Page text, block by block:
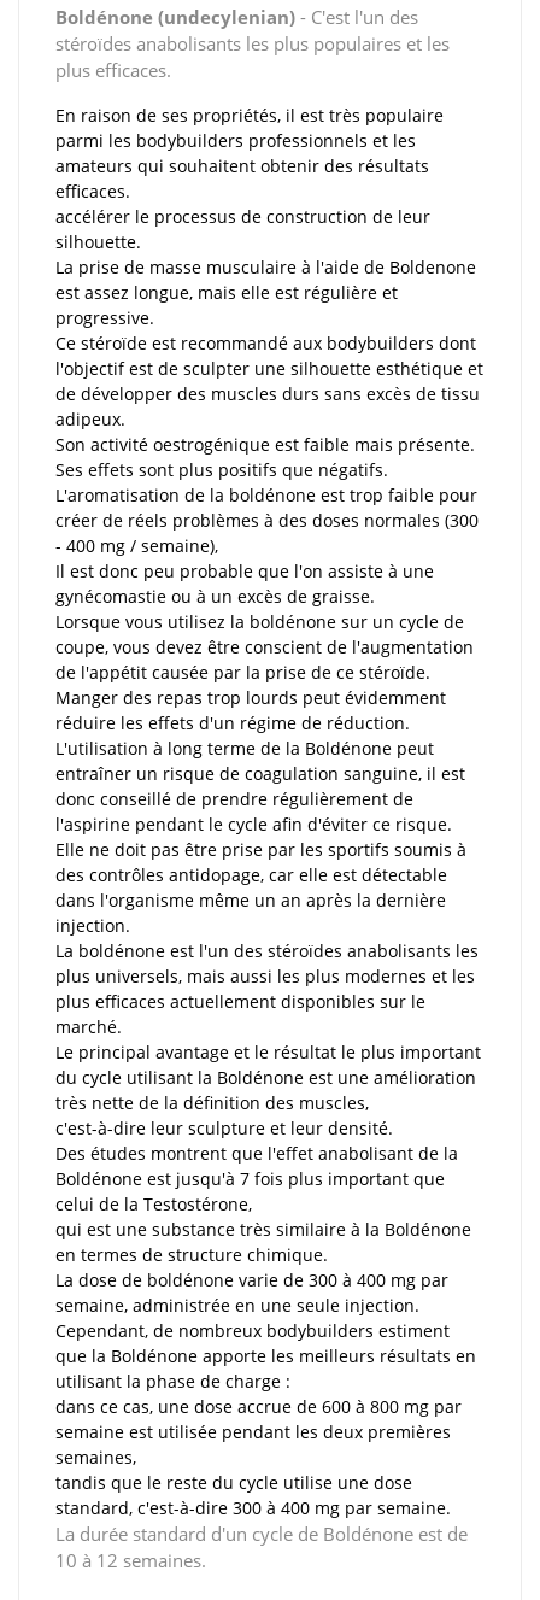
Boldénone (undecylenian) - C'est l'un des
stéroïdes anabolisants les plus populaires et les
plus efficaces.
En raison de ses propriétés, il est très populaire
parmi les bodybuilders professionnels et les
amateurs qui souhaitent obtenir des résultats
efficaces.
accélérer le processus de construction de leur
silhouette.
La prise de masse musculaire à l'aide de Boldenone
est assez longue, mais elle est régulière et
progressive.
Ce stéroïde est recommandé aux bodybuilders dont
l'objectif est de sculpter une silhouette esthétique et
de développer des muscles durs sans excès de tissu
adipeux.
Son activité oestrogénique est faible mais présente.
Ses effets sont plus positifs que négatifs.
L'aromatisation de la boldénone est trop faible pour
créer de réels problèmes à des doses normales (300
- 400 mg / semaine),
Il est donc peu probable que l'on assiste à une
gynécomastie ou à un excès de graisse.
Lorsque vous utilisez la boldénone sur un cycle de
coupe, vous devez être conscient de l'augmentation
de l'appétit causée par la prise de ce stéroïde.
Manger des repas trop lourds peut évidemment
réduire les effets d'un régime de réduction.
L'utilisation à long terme de la Boldénone peut
entraîner un risque de coagulation sanguine, il est
donc conseillé de prendre régulièrement de
l'aspirine pendant le cycle afin d'éviter ce risque.
Elle ne doit pas être prise par les sportifs soumis à
des contrôles antidopage, car elle est détectable
dans l'organisme même un an après la dernière
injection.
La boldénone est l'un des stéroïdes anabolisants les
plus universels, mais aussi les plus modernes et les
plus efficaces actuellement disponibles sur le
marché.
Le principal avantage et le résultat le plus important
du cycle utilisant la Boldénone est une amélioration
très nette de la définition des muscles,
c'est-à-dire leur sculpture et leur densité.
Des études montrent que l'effet anabolisant de la
Boldénone est jusqu'à 7 fois plus important que
celui de la Testostérone,
qui est une substance très similaire à la Boldénone
en termes de structure chimique.
La dose de boldénone varie de 300 à 400 mg par
semaine, administrée en une seule injection.
Cependant, de nombreux bodybuilders estiment
que la Boldénone apporte les meilleurs résultats en
utilisant la phase de charge :
dans ce cas, une dose accrue de 600 à 800 mg par
semaine est utilisée pendant les deux premières
semaines,
tandis que le reste du cycle utilise une dose
standard, c'est-à-dire 300 à 400 mg par semaine.
La durée standard d'un cycle de Boldénone est de
10 à 12 semaines.